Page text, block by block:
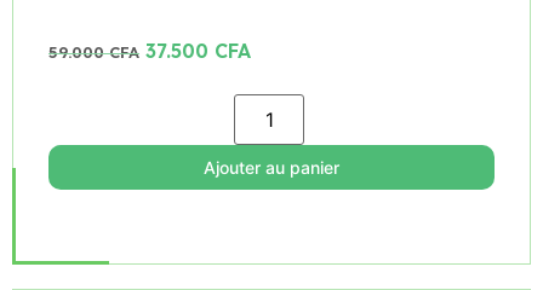
59.000CFA 37.500 CFA
Ajouter au panier